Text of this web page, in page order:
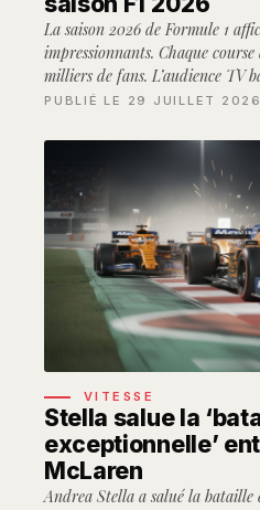
La saison 2026 de Formule 1
impressionnants. Chaque
milliers de fans. L’audience TV
PUBLIÉ LE 29 JUILLET
VITESSE
Stella salue la
exceptionnelle’
McLaren
Andrea Stella a salué la bataille